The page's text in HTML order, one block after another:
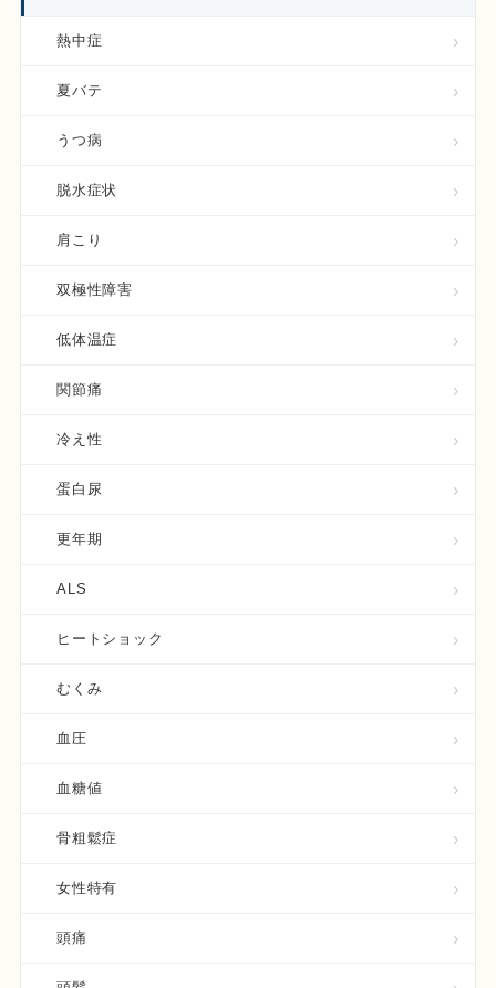
熱中症
夏バテ
うつ病
脱水症状
肩こり
双極性障害
低体温症
関節痛
冷え性
蛋白尿
更年期
ALS
ヒートショック
むくみ
血圧
血糖値
骨粗鬆症
女性特有
頭痛